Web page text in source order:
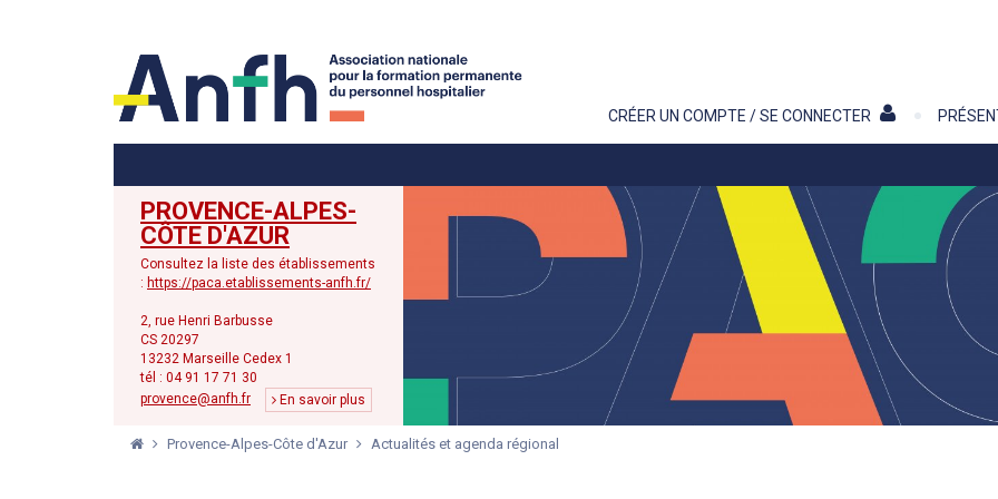
CRÉER UN COMPTE / SE CONNECTER
PROVENCE-ALPES-
CÔTE D'AZUR
Consultez la liste des établissements
: https://paca.etablissements-anfh.fr/
2, rue Henri Barbusse
CS 20297
13232 Marseille Cedex 1
tél : 04 91 17 71 30
provence@anfh.fr
En savoir plus
Provence-Alpes-Côte d'Azur Actualités et agenda régional